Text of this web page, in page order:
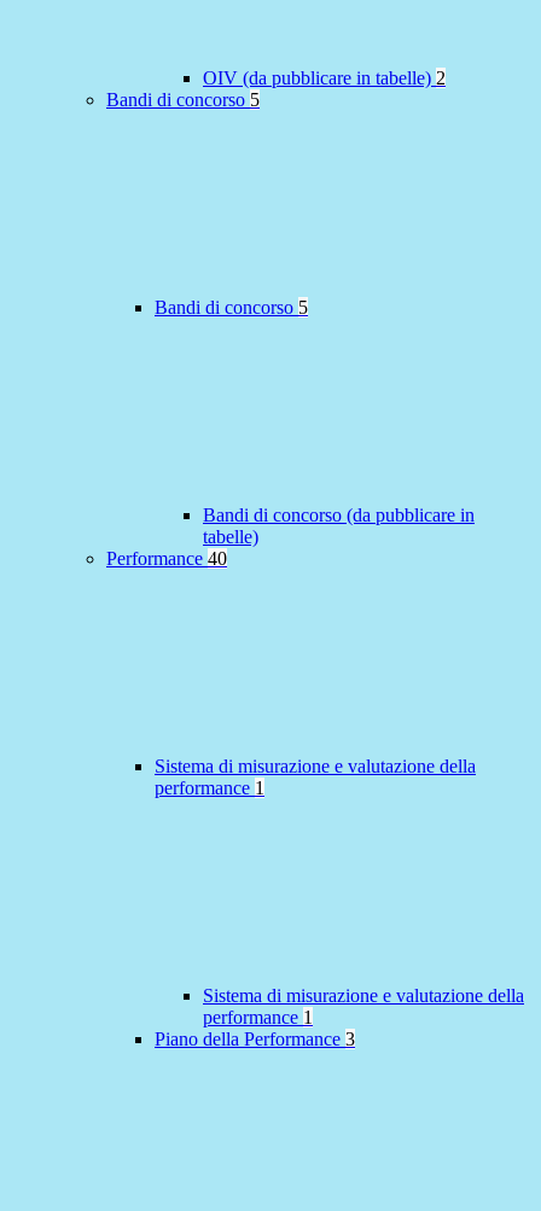
OIV (da pubblicare in tabelle) 2
Bandi di concorso 5
Bandi di concorso 5
Bandi di concorso (da pubblicare in
tabelle)
Performance 40
Sistema di misurazione e valutazione della
performance 1
Sistema di misurazione e valutazione della
performance 1
Piano della Performance 3